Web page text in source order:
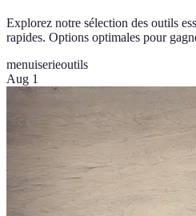
Explorez notre sélection des outils
rapides. Options optimales pour
menuiserieoutils
Aug 1